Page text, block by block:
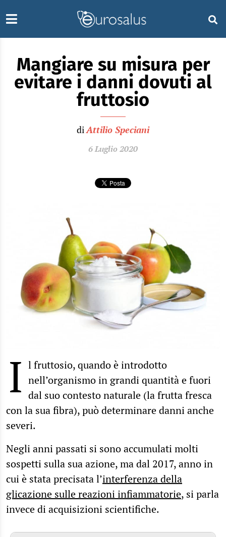
Mangiare su misura per
evitare i danni dovuti al
fruttosio
diAttilio Speciani
6 Luglio 2020
I l fruttosio, quando è introdotto
nell’organismo in grandi quantità e fuori
dal suo contesto naturale (la frutta fresca
con la sua fibra), può determinare danni anche
severi.
Negli anni passati si sono accumulati molti
sospetti sulla sua azione, ma dal 2017, anno in
cui è stata precisata l’interferenza della
glicazione sulle reazioni infiammatorie, si parla
invece di acquisizioni scientifiche.